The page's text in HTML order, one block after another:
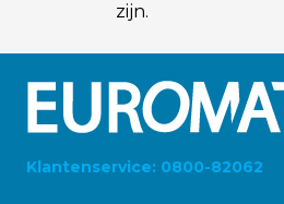
zijn.
Klantenservice: 0800-82062